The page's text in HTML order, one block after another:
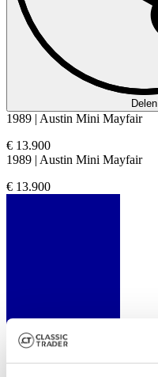
Delen
1989 | Austin Mini Mayfair
€ 13.900
1989 | Austin Mini Mayfair
€ 13.900